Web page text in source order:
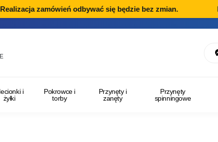
zamówień odbywać się będzie bez zmian.
i
żyłki
Pokrowce i
torby
Przynęty i
zanęty
Przynęty
spinningowe